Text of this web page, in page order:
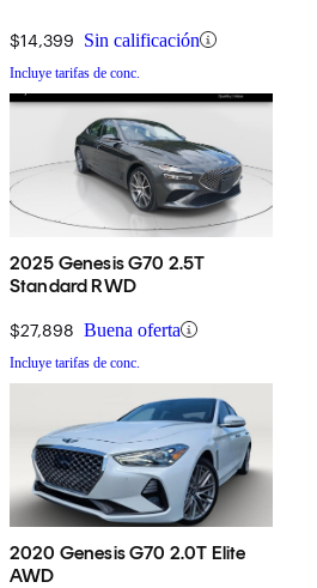
$14,399 Sin calificación
Incluye tarifas de conc.
2025 Genesis G70 2.5T
Standard RWD
$27,898 Buena oferta
Incluye tarifas de conc.
2020 Genesis G70 2.0T Elite
AWD